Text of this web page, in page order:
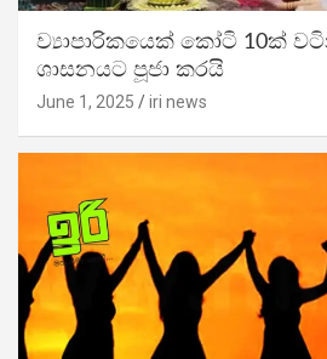
ව්‍යාපාරිකයෙක් කෝටි 10ක්
ශාසනයට පූජා කරයි
June 1, 2025 iri news